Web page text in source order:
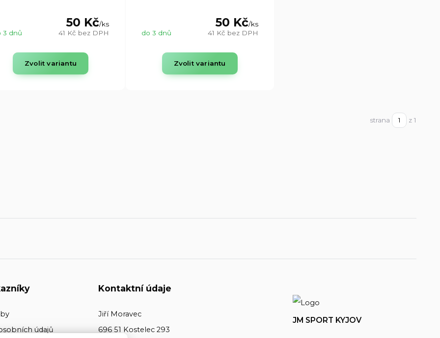
50 Kč/ks
41 Kč bez DPH
3 dnů
Zvolit variantu
50 Kč/ks
41 Kč bez DPH
do 3 dnů
Zvolit variantu
strana z 1
údajů
Kontaktní údaje
Jiří Moravec
696 51 Kostelec 293
JM SPORT KYJOV